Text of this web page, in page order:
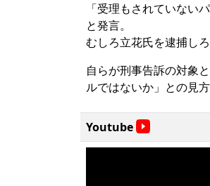
「受理もされていない
と発言。
むしろ立花氏を逮捕し
自らが刑事告訴の対象
ルではないか」との見方
Youtube